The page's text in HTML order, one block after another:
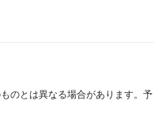
のとは異なる場合があります。予